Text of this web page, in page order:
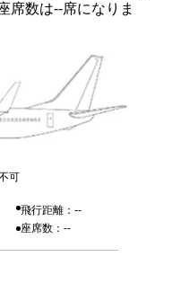
席数は--席になりま
可
飛行距離：--
座席数：--